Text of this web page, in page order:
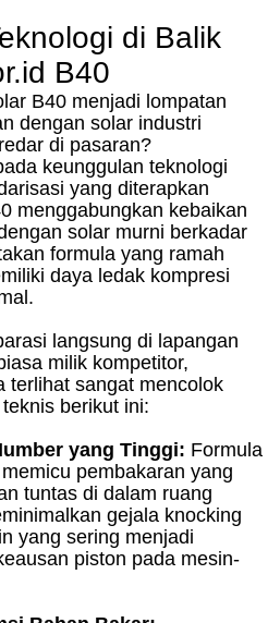
di Balik
B40
B40 menjadi lompatan
dengan solar industri
di pasaran?
keunggulan teknologi
yang diterapkan
menggabungkan kebaikan
solar murni berkadar
formula yang ramah
daya ledak kompresi
langsung di lapangan
milik kompetitor,
terlihat sangat mencolok
berikut ini:
yang Tinggi: Formula
pembakaran yang
tuntas di dalam ruang
gejala knocking
yang sering menjadi
piston pada mesin-